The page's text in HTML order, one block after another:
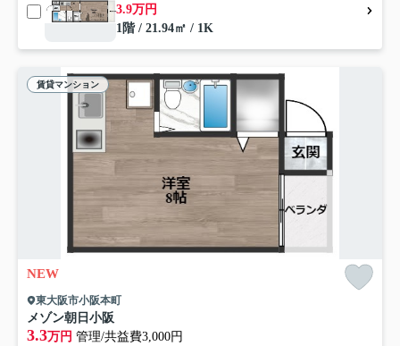
3.9万円
1階 / 21.94㎡ / 1K
賃貸マンション
NEW
東大阪市小阪本町
メゾン朝日小阪
3.3万円 管理/共益費3,000円